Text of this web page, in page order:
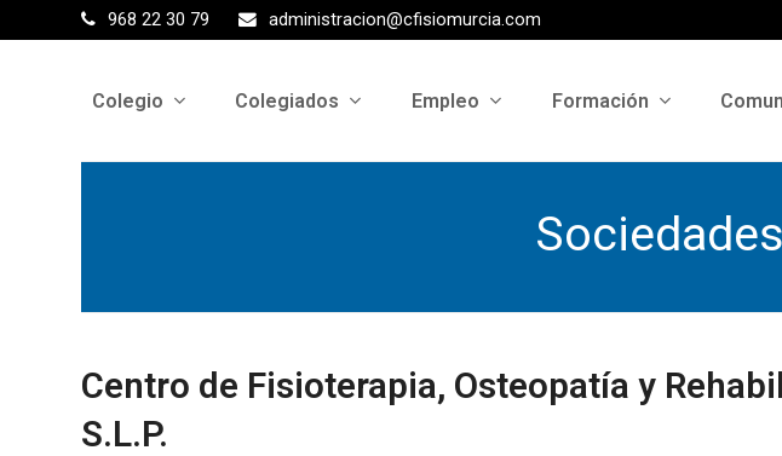
968 22 30 79 administracion@cfisiomurcia.com
Colegio Colegiados Empleo Formación
Centro de Fisioterapia, Osteopatía y
S.L.P.